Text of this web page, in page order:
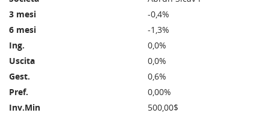
-0,4%
-1,3%
0,0%
0,0%
0,6%
0,00%
500,00$